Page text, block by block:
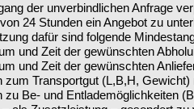
der unverbindlichen Anfrage
24 Stunden ein Angebot zu
dafür sind folgende
und Zeit der gewünschten
und Zeit der gewünschten
zum Transportgut (L,B,H,
zu Be- und Entlademöglichkeiten